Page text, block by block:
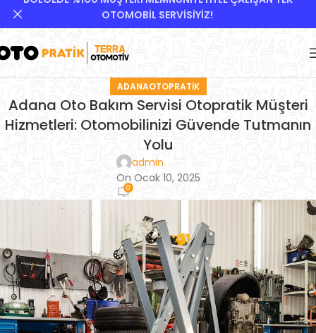
ADANAOTOPRATIK
Adana Oto Bakım Servisi Otopratik Müşteri
Hizmetleri: Otomobilinizi Güvende Tutmanın
Yolu
admin
On Ocak 10, 2025
0
OTOMOBİL SERVİSİYİZ!